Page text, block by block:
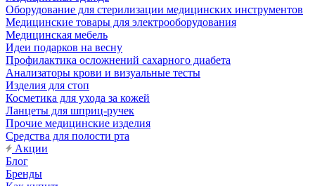
Оборудование для стерилизации медицинских инструментов
Медицинские товары для электрооборудования
Медицинская мебель
Идеи подарков на весну
Профилактика осложнений сахарного диабета
Анализаторы крови и визуальные тесты
Изделия для стоп
Косметика для ухода за кожей
Ланцеты для шприц-ручек
Прочие медицинские изделия
Средства для полости рта
Акции
Блог
Бренды